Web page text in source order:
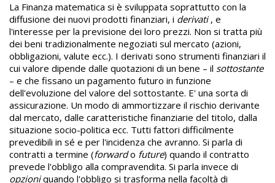
La Finanza matematica si è sviluppata soprattutto con la
diffusione dei nuovi prodotti finanziari, i derivati, e
l'interesse per la previsione dei loro prezzi. Non si tratta più
dei beni tradizionalmente negoziati sul mercato (azioni,
obbligazioni, valute ecc.). I derivati sono strumenti finanziari il
cui valore dipende dalle quotazioni di un bene – il sottostante
– e che fissano un pagamento futuro in funzione
dell'evoluzione del valore del sottostante. E' una sorta di
assicurazione. Un modo di ammortizzare il rischio derivante
dal mercato, dalle caratteristiche finanziarie del titolo, dalla
situazione socio-politica ecc. Tutti fattori difficilmente
prevedibili in sé e per l'incidenza che avranno. Si parla di
contratti a termine (forwardo future) quando il contratto
prevede l'obbligo alla compravendita. Si parla invece di
opzioniquando l'obbligo si trasforma nella facoltà di